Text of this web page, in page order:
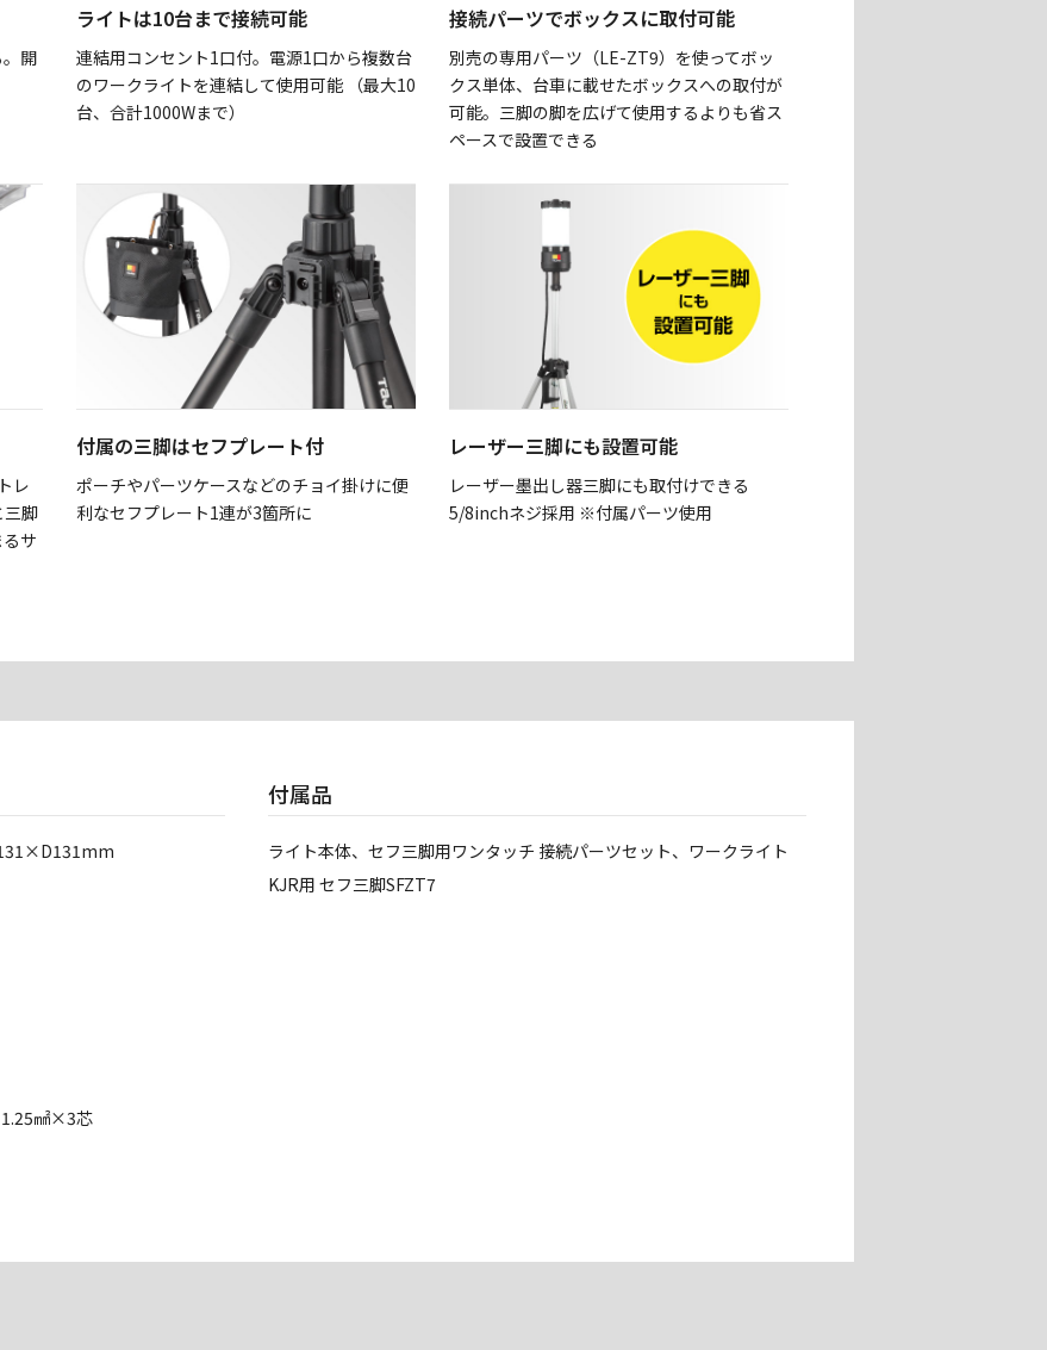
開
ライトは10台まで接続可能
連結用コンセント1口付。電源1口から複数台
のワークライトを連結して使用可能 （最大10
台、合計1000Wまで）
接続パーツでボックスに取付可能
別売の専用パーツ（LE-ZT9）を使ってボッ
クス単体、台車に載せたボックスへの取付が
可能。三脚の脚を広げて使用するよりも省ス
ペースで設置できる
レ
三脚
サ
付属の三脚はセフプレート付
ポーチやパーツケースなどのチョイ掛けに便
利なセフプレート1連が3箇所に
レーザー三脚にも設置可能
レーザー墨出し器三脚にも取付けできる
5/8inchネジ採用 ※付属パーツ使用
㎟×3芯
付属品
ライト本体、セフ三脚用ワンタッチ 接続パーツセット、ワークライト
KJR用 セフ三脚SFZT7